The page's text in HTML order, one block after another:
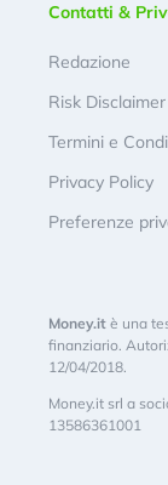
Contatti &
Redazione
Risk Disclaimer
Termini e
Privacy Policy
Preferenze
Money.it è una
finanziario.
12/04/2018.
Money.it srl a
13586361001